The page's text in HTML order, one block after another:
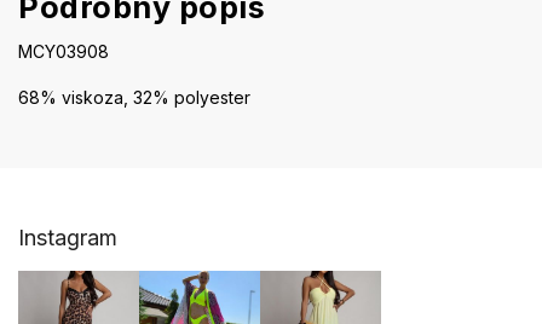
Podrobný popis
MCY03908
68% viskoza, 32% polyester
Instagram